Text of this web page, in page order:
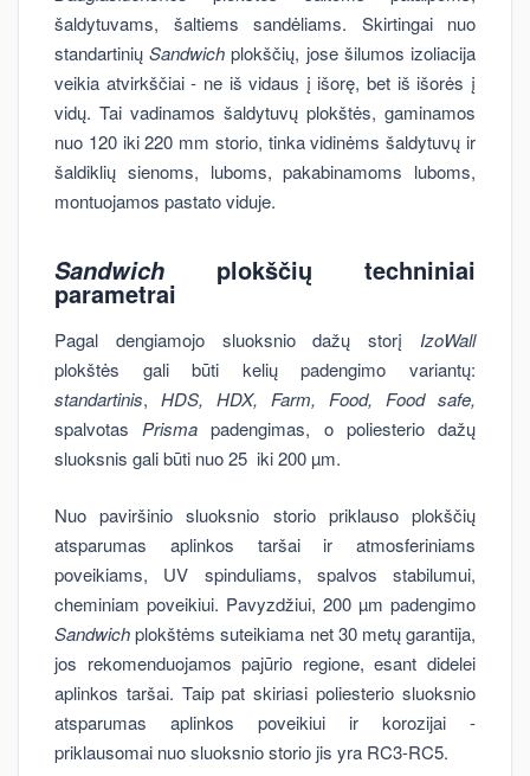
šaldytuvams, šaltiems sandėliams. Skirtingai nuo
standartiniųSandwich plokščių, jose šilumos izoliacija
veikia atvirkščiai - ne iš vidaus į išorę, bet iš išorės į
vidų. Tai vadinamos šaldytuvų plokštės, gaminamos
nuo 120 iki 220 mm storio, tinka vidinėms šaldytuvų ir
šaldiklių sienoms, luboms, pakabinamoms luboms,
montuojamos pastato viduje.
Sandwich plokščių techniniai
parametrai
Pagal dengiamojo sluoksnio dažų storį IzoWall
plokštės gali būti kelių padengimo variantų:
standartinis, HDS, HDX, Farm, Food, Food safe,
spalvotas Prisma padengimas, o poliesterio dažų
sluoksnis gali būti nuo 25 iki 200 µm.
Nuo paviršinio sluoksnio storio priklauso plokščių
atsparumas aplinkos taršai ir atmosferiniams
poveikiams, UV spinduliams, spalvos stabilumui,
cheminiam poveikiui. Pavyzdžiui, 200 µm padengimo
Sandwichplokštėms suteikiama net 30 metų garantija,
jos rekomenduojamos pajūrio regione, esant didelei
aplinkos taršai. Taip pat skiriasi poliesterio sluoksnio
atsparumas aplinkos poveikiui ir korozijai -
priklausomai nuo sluoksnio storio jis yra RC3-RC5.